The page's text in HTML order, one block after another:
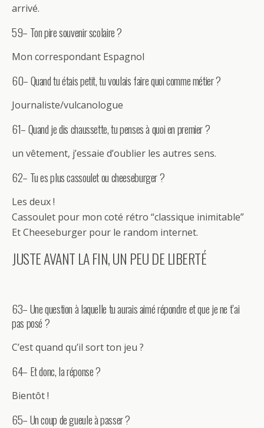
arrivé.
59– Ton pire souvenir scolaire ?
Mon correspondant Espagnol
60– Quand tu étais petit, tu voulais faire quoi comme métier ?
Journaliste/vulcanologue
61– Quand je dis chaussette, tu penses à quoi en premier ?
un vêtement, j’essaie d’oublier les autres sens.
62– Tu es plus cassoulet ou cheeseburger ?
Les deux !
Cassoulet pour mon coté rétro “classique inimitable”
Et Cheeseburger pour le random internet.
JUSTE AVANT LA FIN, UN PEU DE LIBERTÉ
63– Une question à laquelle tu aurais aimé répondre et que je ne t’ai
pas posé ?
C’est quand qu’il sort ton jeu ?
64– Et donc, la réponse ?
Bientôt !
65– Un coup de gueule à passer ?